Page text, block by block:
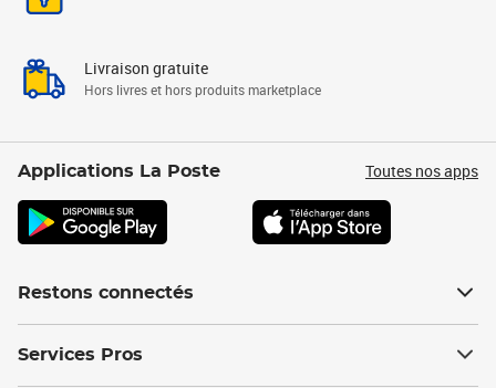
Livraison gratuite
Hors livres et hors produits marketplace
Applications La Poste Toutes nos apps
Restons connectés
Services Pros